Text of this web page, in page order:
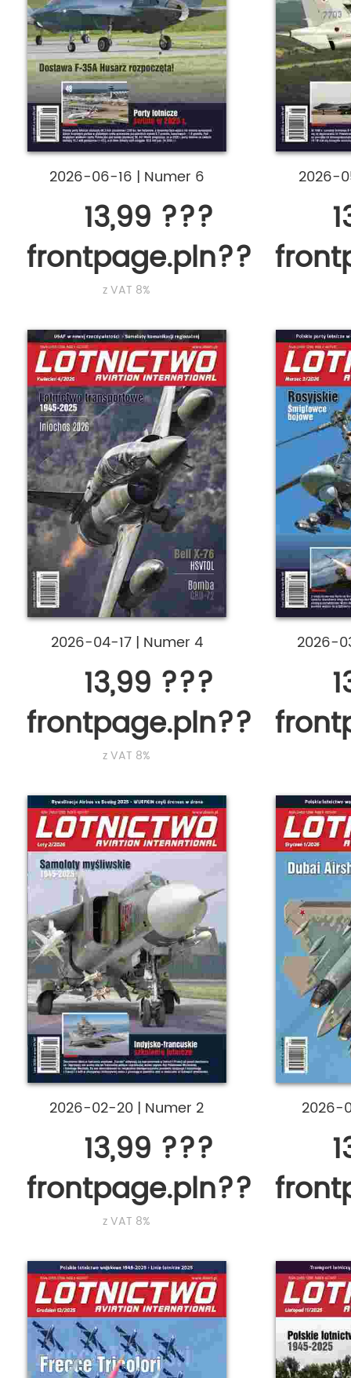
2026-06-16 | Numer 6
13,99 ???
frontpage.pln???
z VAT 8%
2026-
2026-04-17 | Numer 4
13,99 ???
frontpage.pln???
z VAT 8%
2026-
2026-02-20 | Numer 2
13,99 ???
frontpage.pln???
z VAT 8%
2026-